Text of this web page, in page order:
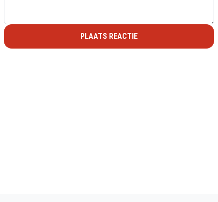
PLAATS REACTIE